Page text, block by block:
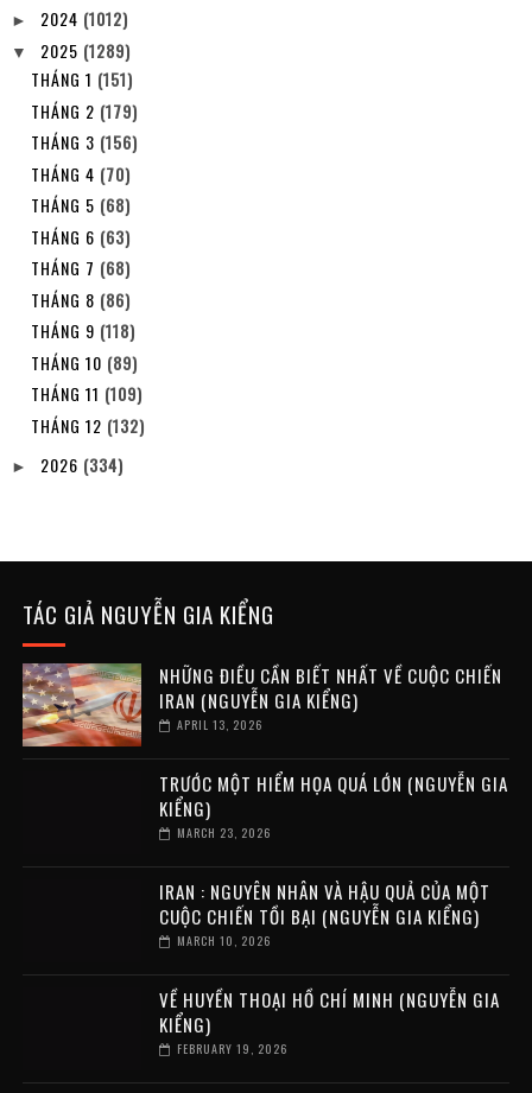
► 2024 (1012)
▼ 2025 (1289)
THÁNG 1 (151)
THÁNG 2 (179)
THÁNG 3 (156)
THÁNG 4 (70)
THÁNG 5 (68)
THÁNG 6 (63)
THÁNG 7 (68)
THÁNG 8 (86)
THÁNG 9 (118)
THÁNG 10 (89)
THÁNG 11 (109)
THÁNG 12 (132)
► 2026 (334)
TÁC GIẢ NGUYỄN GIA KIỂNG
NHỮNG ĐIỀU CẦN BIẾT NHẤT VỀ CUỘC CHIẾN
IRAN (NGUYỄN GIA KIỂNG)
APRIL 13, 2026
TRƯỚC MỘT HIỂM HỌA QUÁ LỚN (NGUYỄN GIA
KIỂNG)
MARCH 23, 2026
IRAN : NGUYÊN NHÂN VÀ HẬU QUẢ CỦA MỘT
CUỘC CHIẾN TỒI BẠI (NGUYỄN GIA KIỂNG)
MARCH 10, 2026
VỀ HUYỀN THOẠI HỒ CHÍ MINH (NGUYỄN GIA
KIỂNG)
FEBRUARY 19, 2026